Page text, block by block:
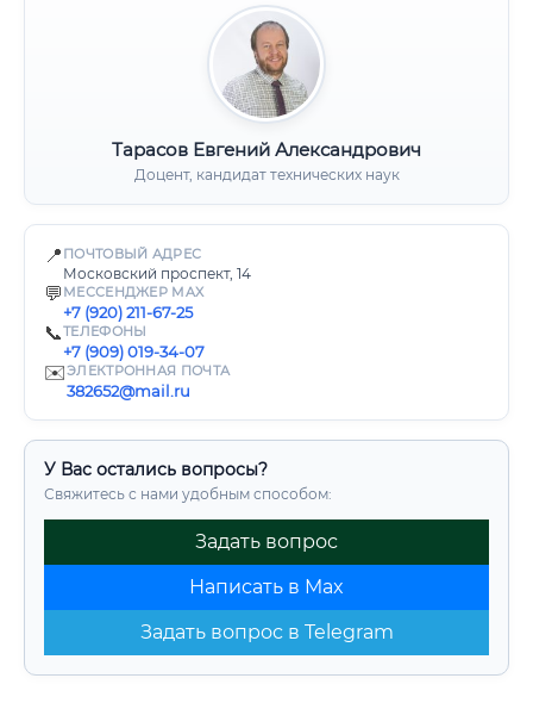
Тарасов Евгений Александрович
Доцент, кандидат технических наук
📍 ПОЧТОВЫЙ АДРЕС
Московский проспект, 14
💬 МЕССЕНДЖЕР MAX
+7 (920) 211-67-25
📞ТЕЛЕФОНЫ
+7 (909) 019-34-07
✉️ЭЛЕКТРОННАЯ ПОЧТА
382652@mail.ru
У Вас остались вопросы?
Свяжитесь с нами удобным способом:
Задать вопрос
Написать в Max
Задать вопрос в Telegram